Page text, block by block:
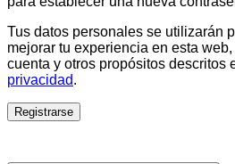
Tus datos personales se utilizarán
mejorar tu experiencia en esta
cuenta y otros propósitos descritos
privacidad.
Registrarse